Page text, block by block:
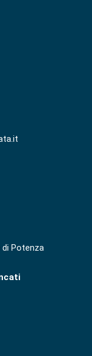
di Potenza